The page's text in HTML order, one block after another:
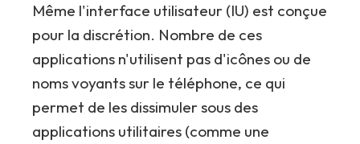
Même l'interface utilisateur (IU) est conçue
pour la discrétion. Nombre de ces
applications n'utilisent pas d'icônes ou de
noms voyants sur le téléphone, ce qui
permet de les dissimuler sous des
applications utilitaires (comme une